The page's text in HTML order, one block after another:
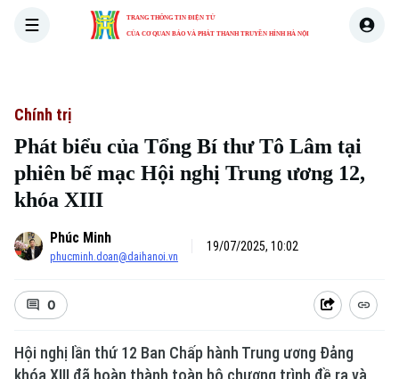
TRANG THÔNG TIN ĐIỆN TỬ
CỦA CƠ QUAN BÁO VÀ PHÁT THANH TRUYỀN HÌNH HÀ NỘI
Chính trị
Phát biểu của Tổng Bí thư Tô Lâm tại
phiên bế mạc Hội nghị Trung ương 12,
khóa XIII
Phúc Minh
phucminh.doan@daihanoi.vn
19/07/2025, 10:02
0
Hội nghị lần thứ 12 Ban Chấp hành Trung ương Đảng
khóa XIII đã hoàn thành toàn bộ chương trình đề ra và